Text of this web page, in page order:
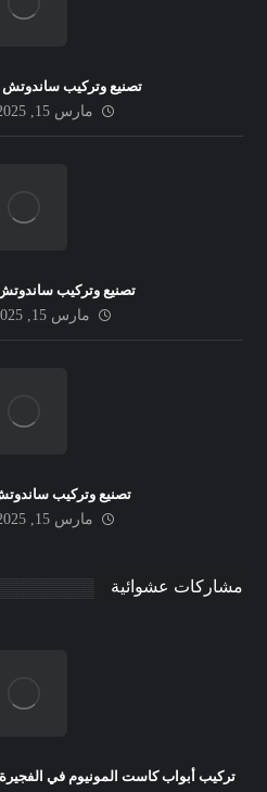
تصنيع وتركيب
مارس 15, 2025
تصنيع وتركيب
مارس 15, 2025
تصنيع وتركيب
مارس 15, 2025
مشاركات عشوائية
تركيب أبواب كاست المونيوم في